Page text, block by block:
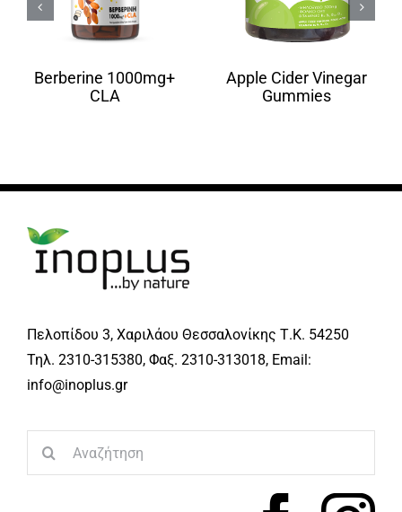
Berberine 1000mg+
CLA
Apple Cider Vinegar
Gummies
Πελοπίδου 3, Χαριλάου Θεσσαλονίκης Τ.Κ. 54250
Τηλ. 2310-315380, Φαξ. 2310-313018, Email:
info@inoplus.gr